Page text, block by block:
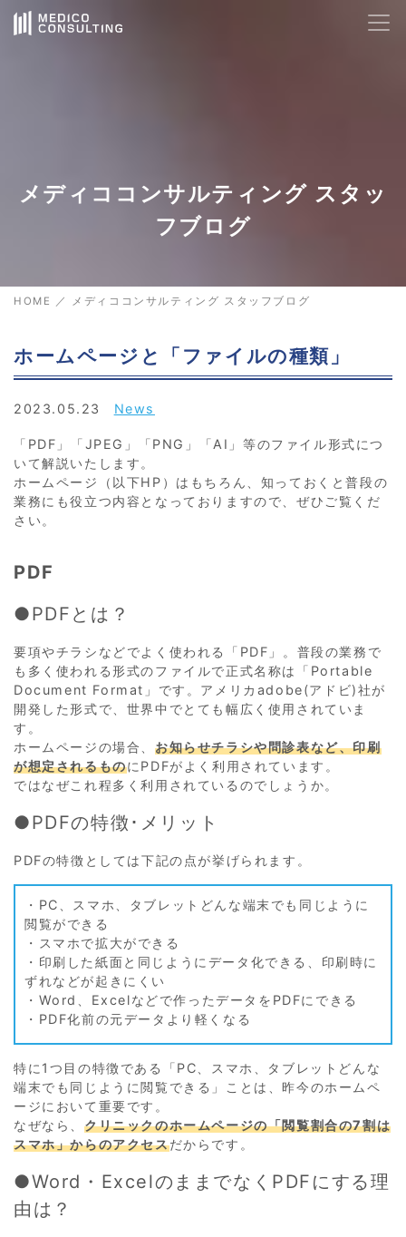
メディココンサルティング スタッ
フブログ
HOME ／ メディココンサルティング スタッフブログ
ホームページと「ファイルの種類」
2023.05.23 News
「PDF」「JPEG」「PNG」「AI」等のファイル形式につ
いて解説いたします。
ホームページ（以下HP）はもちろん、知っておくと普段の
業務にも役立つ内容となっておりますので、ぜひご覧くだ
さい。
PDF
●PDFとは？
要項やチラシなどでよく使われる「PDF」。普段の業務で
も多く使われる形式のファイルで正式名称は「Portable
Document Format」です。アメリカadobe(アドビ)社が
開発した形式で、世界中でとても幅広く使用されていま
す。
ホームページの場合、 お知らせチラシや問診表など、印刷
が想定されるものにPDFがよく利用されています。
ではなぜこれ程多く利用されているのでしょうか。
●PDFの特徴･メリット
PDFの特徴としては下記の点が挙げられます。
・PC、スマホ、タブレットどんな端末でも同じように
閲覧ができる
・スマホで拡大ができる
・印刷した紙面と同じようにデータ化できる、印刷時に
ずれなどが起きにくい
・Word、Excelなどで作ったデータをPDFにできる
・PDF化前の元データより軽くなる
特に1つ目の特徴である「PC、スマホ、タブレットどんな
端末でも同じように閲覧できる」ことは、昨今のホームペ
ージにおいて重要です。
なぜなら、 クリニックのホームページの「閲覧割合の7割は
スマホ」からのアクセスだからです。
●Word・ExcelのままでなくPDFにする理
由は？